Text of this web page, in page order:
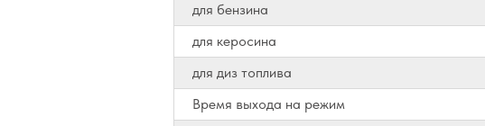
для бензина
для керосина
для диз топлива
Время выхода на режим